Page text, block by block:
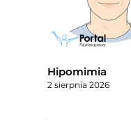
Hipomimia
2 sierpnia 2026